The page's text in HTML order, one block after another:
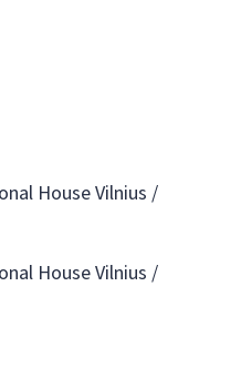
House Vilnius /
House Vilnius /